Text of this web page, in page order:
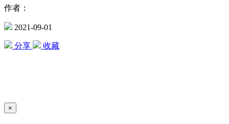
作者：
2021-09-01
分享 收藏
×